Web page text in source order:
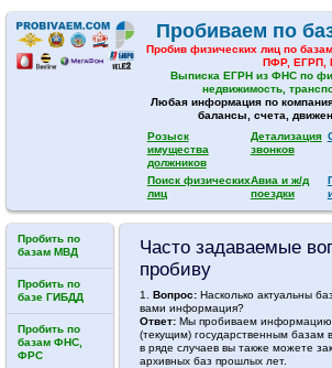
Пробиваем по
Пробив физических лиц по
ПФР, ЕГРП,
Выписка ЕГРН из ФНС по
недвижимость,
Любая информация по
балансы, счета,
Розыск
имущества
должников
Детализация
звонков
Поиск физических
лиц
Авиа и ж/д
поездки
Часто задаваемые
пробиву
1. Вопрос:Насколько актуальны
вами информация?
Ответ:Мы пробиваем информацию
(текущим) государственным базам
в ряде случаев вы также можете
архивных баз прошлых лет.
Пробить по
базам МВД
Пробить по
базе ГИБДД
Пробить по
базам ФНС,
ФРС